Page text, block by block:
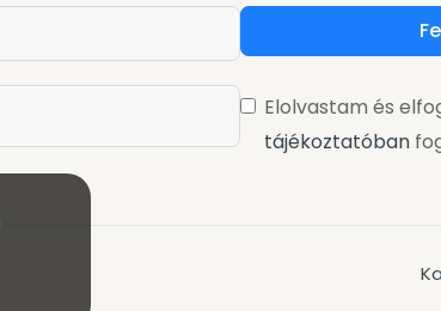
Elolvastam és
tájékoztatóban